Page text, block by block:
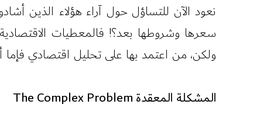
نعود الآن للتساؤل حول آراء هؤلاء الذين
سعرها وشروطها بعد؟! فالمعطيات
ولكن، من اعتمد بها على تحليل اقتصادي
المشكلة المعقدة The Complex Problem